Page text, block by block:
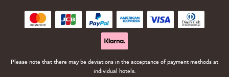
Please note that there may be deviations in the acceptance of payment methods at
individual hotels.